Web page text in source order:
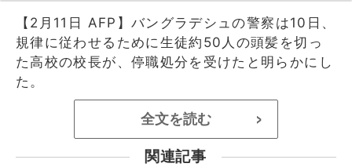
【2月11日 AFP】バングラデシュの警察は10日、
規律に従わせるために生徒約50人の頭髪を切っ
た高校の校長が、停職処分を受けたと明らかにし
た。
全文を読む >
関連記事